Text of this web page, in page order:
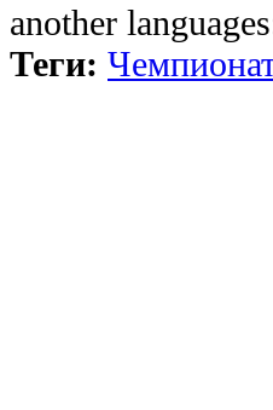
another
Теги: